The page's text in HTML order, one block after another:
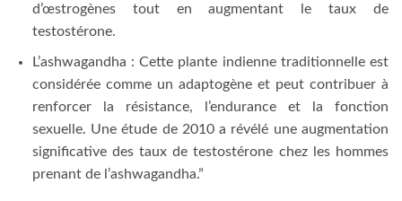
d’œstrogènes tout en augmentant le taux de
testostérone.
L’ashwagandha : Cette plante indienne traditionnelle est
considérée comme un adaptogène et peut contribuer à
renforcer la résistance, l’endurance et la fonction
sexuelle. Une étude de 2010 a révélé une augmentation
significative des taux de testostérone chez les hommes
prenant de l’ashwagandha.”